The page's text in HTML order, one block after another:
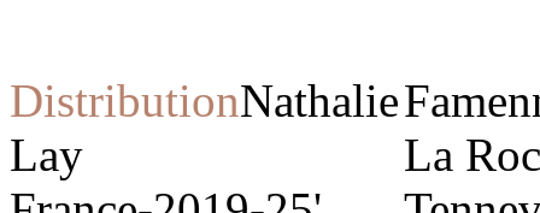
DistributionNathalie
Lay
La